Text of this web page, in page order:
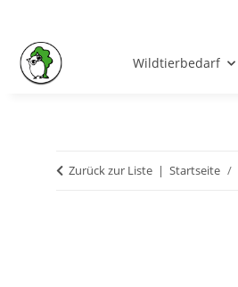
Wildtierbedarf
Zurück zur Liste Startseite